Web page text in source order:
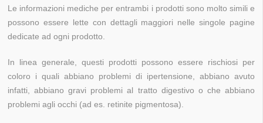
Le informazioni mediche per entrambi i prodotti sono molto simili e
possono essere lette con dettagli maggiori nelle singole pagine
dedicate ad ogni prodotto.
In linea generale, questi prodotti possono essere rischiosi per
coloro i quali abbiano problemi di ipertensione, abbiano avuto
infatti, abbiano gravi problemi al tratto digestivo o che abbiano
problemi agli occhi (ad es. retinite pigmentosa).